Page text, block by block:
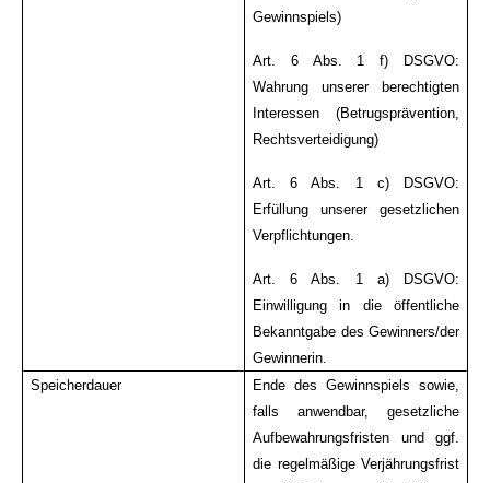
Gewinnspiels)
Art. 6 Abs. 1 f) DSGVO:
Wahrung unserer berechtigten
Interessen (Betrugsprävention,
Rechtsverteidigung)
Art. 6 Abs. 1 c) DSGVO:
Erfüllung unserer gesetzlichen
Verpflichtungen.
Art. 6 Abs. 1 a) DSGVO:
Einwilligung in die öffentliche
Bekanntgabe des Gewinners/der
Gewinnerin.
Speicherdauer
Ende des Gewinnspiels sowie,
falls anwendbar, gesetzliche
Aufbewahrungsfristen und ggf.
die regelmäßige Verjährungsfrist